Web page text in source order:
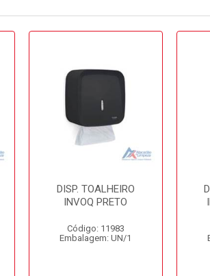
DISP. TOALHEIRO
INVOQ PRETO
Código: 11983
Embalagem: UN/1